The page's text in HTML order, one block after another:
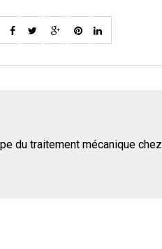
du traitement mécanique chez